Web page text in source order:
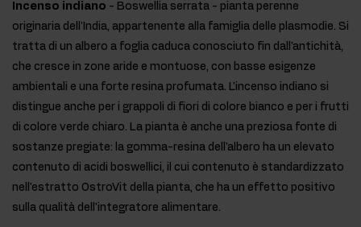
Incenso indiano - Boswellia serrata - pianta perenne
originaria dell'India, appartenente alla famiglia delle plasmodie. Si
tratta di un albero a foglia caduca conosciuto fin dall'antichità,
che cresce in zone aride e montuose, con basse esigenze
ambientali e una forte resina profumata. L'incenso indiano si
distingue anche per i grappoli di fiori di colore bianco e per i frutti
di colore verde chiaro. La pianta è anche una preziosa fonte di
sostanze pregiate: la gomma-resina dell'albero ha un elevato
contenuto di acidi boswellici, il cui contenuto è standardizzato
nell'estratto OstroVit della pianta, che ha un effetto positivo
sulla qualità dell'integratore alimentare.